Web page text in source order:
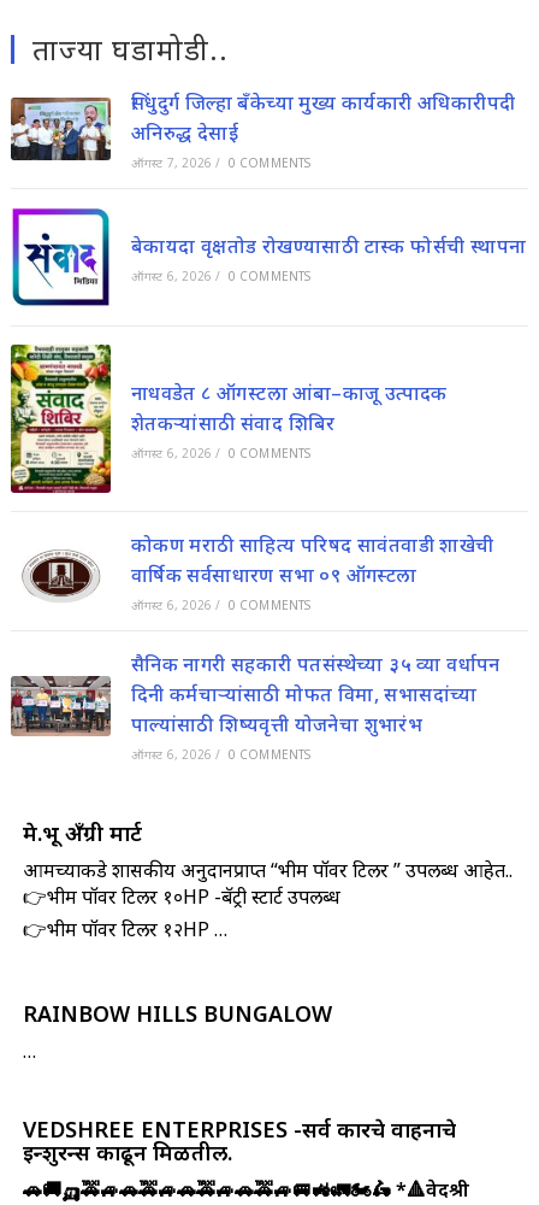
ताज्या घडामोडी..
सिंधुदुर्ग जिल्हा बँकेच्या मुख्य कार्यकारी अधिकारीपदी
अनिरुद्ध देसाई
ऑगस्ट 7, 2026 / 0 COMMENTS
बेकायदा वृक्षतोड रोखण्यासाठी टास्क फोर्सची स्थापना
ऑगस्ट 6, 2026 / 0 COMMENTS
नाधवडेत ८ ऑगस्टला आंबा–काजू उत्पादक
शेतकऱ्यांसाठी संवाद शिबिर
ऑगस्ट 6, 2026 / 0 COMMENTS
कोकण मराठी साहित्य परिषद सावंतवाडी शाखेची
वार्षिक सर्वसाधारण सभा ०९ ऑगस्टला
ऑगस्ट 6, 2026 / 0 COMMENTS
सैनिक नागरी सहकारी पतसंस्थेच्या ३५ व्या वर्धापन
दिनी कर्मचाऱ्यांसाठी मोफत विमा, सभासदांच्या
पाल्यांसाठी शिष्यवृत्ती योजनेचा शुभारंभ
ऑगस्ट 6, 2026 / 0 COMMENTS
मे.प्रभू अँग्री मार्ट
आमच्याकडे शासकीय अनुदानप्राप्त “भीम पॉवर टिलर ” उपलब्ध आहेत..
👉भीम पॉवर टिलर १०HP -बॅट्री स्टार्ट उपलब्ध
👉भीम पॉवर टिलर १२HP …
RAINBOW HILLS BUNGALOW
…
VEDSHREE ENTERPRISES -सर्व प्रकारचे वाहनाचे
इन्शुरन्स काढून मिळतील.
🚗🚚🛺🚕🚙🚗🚕🚙🚗🚕🚙🚗🚕🚙🚐🚜🚛🏍️🛵*🔺वेदश्री